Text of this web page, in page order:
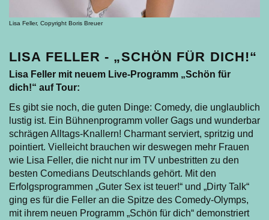
Lisa Feller, Copyright Boris Breuer
LISA FELLER - „SCHÖN FÜR DICH!“
Lisa Feller mit neuem Live-Programm „Schön für
dich!“ auf Tour:
Es gibt sie noch, die guten Dinge: Comedy, die unglaublich
lustig ist. Ein Bühnenprogramm voller Gags und wunderbar
schrägen Alltags-Knallern! Charmant serviert, spritzig und
pointiert. Vielleicht brauchen wir deswegen mehr Frauen
wie Lisa Feller, die nicht nur im TV unbestritten zu den
besten Comedians Deutschlands gehört. Mit den
Erfolgsprogrammen „Guter Sex ist teuer!“ und „Dirty Talk“
ging es für die Feller an die Spitze des Comedy-Olymps,
mit ihrem neuen Programm „Schön für dich“ demonstriert